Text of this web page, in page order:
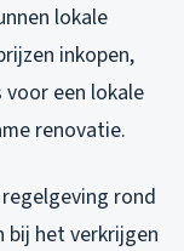
lokale
inkopen,
een lokale
renovatie.
rond
bij het verkrijgen